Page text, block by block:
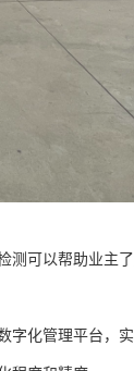
测可以帮助业主
化管理平台，实